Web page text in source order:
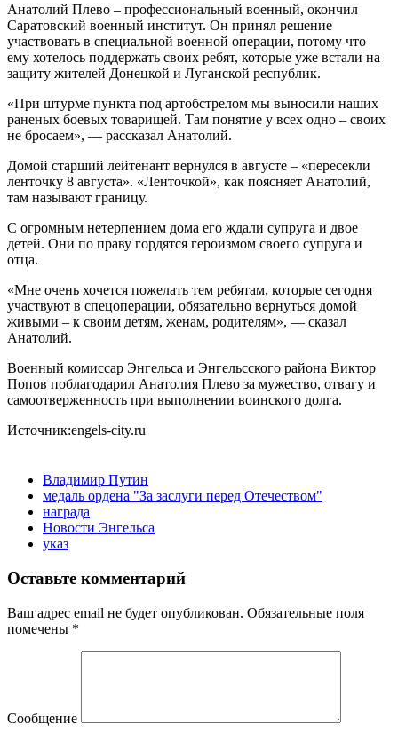
Анатолий Плево – профессиональный военный, окончил
Саратовский военный институт. Он принял решение
участвовать в специальной военной операции, потому что
ему хотелось поддержать своих ребят, которые уже встали на
защиту жителей Донецкой и Луганской республик.
«При штурме пункта под артобстрелом мы выносили наших
раненых боевых товарищей. Там понятие у всех одно – своих
не бросаем», — рассказал Анатолий.
Домой старший лейтенант вернулся в августе – «пересекли
ленточку 8 августа». «Ленточкой», как поясняет Анатолий,
там называют границу.
С огромным нетерпением дома его ждали супруга и двое
детей. Они по праву гордятся героизмом своего супруга и
отца.
«Мне очень хочется пожелать тем ребятам, которые сегодня
участвуют в спецоперации, обязательно вернуться домой
живыми – к своим детям, женам, родителям», — сказал
Анатолий.
Военный комиссар Энгельса и Энгельсского района Виктор
Попов поблагодарил Анатолия Плево за мужество, отвагу и
самоотверженность при выполнении воинского долга.
Источник:engels-city.ru
Владимир Путин
медаль ордена "За заслуги перед Отечеством"
награда
Новости Энгельса
указ
Оставьте комментарий
Ваш адрес email не будет опубликован. Обязательные поля
помечены *
Сообщение